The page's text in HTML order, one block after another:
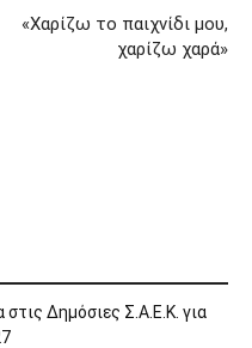
«Χαρίζω το παιχνίδι μου,
χαρίζω χαρά»
Δημόσιες Σ.Α.Ε.Κ. για